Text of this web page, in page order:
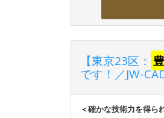
【東京23区：
です！／JW-
＜確かな技術力を得ら